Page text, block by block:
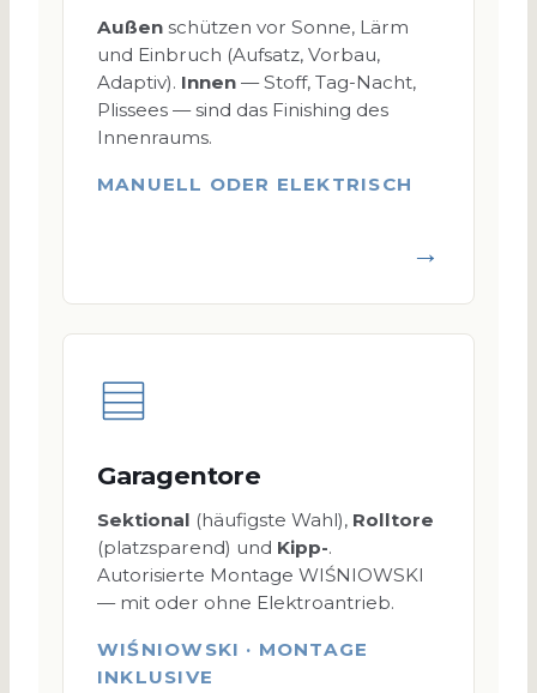
Außen schützen vor Sonne, Lärm
und Einbruch (Aufsatz, Vorbau,
Adaptiv). Innen — Stoff, Tag-Nacht,
Plissees — sind das Finishing des
Innenraums.
MANUELL ODER ELEKTRISCH
→
Garagentore
Sektional (häufigste Wahl), Rolltore
(platzsparend) und Kipp-.
Autorisierte Montage WIŚNIOWSKI
— mit oder ohne Elektroantrieb.
WIŚNIOWSKI · MONTAGE
INKLUSIVE